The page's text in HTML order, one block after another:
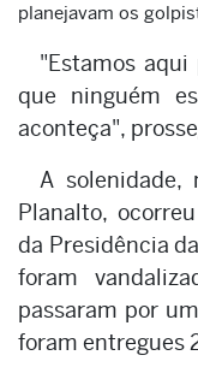
planejavam os
"Estamos
que ninguém
aconteça",
A solenidade,
Planalto,
da Presidência
foram
passaram por
foram entregues